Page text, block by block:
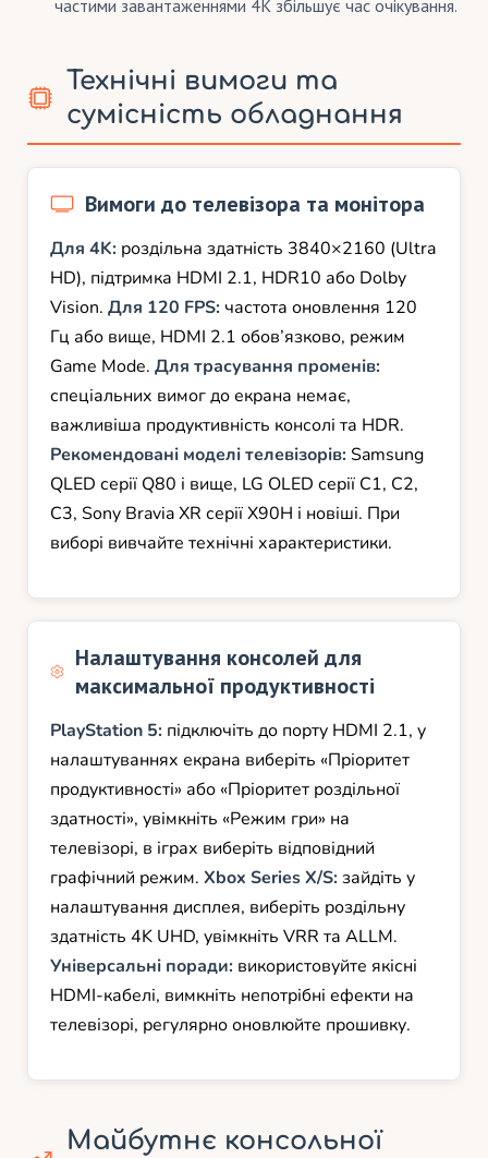
частими завантаженнями 4K збільшує час очікування.
Технічні вимоги та
сумісність обладнання
Вимоги до телевізора та монітора
Для 4K: роздільна здатність 3840×2160 (Ultra
HD), підтримка HDMI 2.1, HDR10 або Dolby
Vision. Для 120 FPS: частота оновлення 120
Гц або вище, HDMI 2.1 обов’язково, режим
Game Mode. Для трасування променів:
спеціальних вимог до екрана немає,
важливіша продуктивність консолі та HDR.
Рекомендовані моделі телевізорів:Samsung
QLED серії Q80 і вище, LG OLED серії C1, C2,
C3, Sony Bravia XR серії X90H і новіші. При
виборі вивчайте технічні характеристики.
Налаштування консолей для
максимальної продуктивності
PlayStation 5: підключіть до порту HDMI 2.1, у
налаштуваннях екрана виберіть «Пріоритет
продуктивності» або «Пріоритет роздільної
здатності», увімкніть «Режим гри» на
телевізорі, в іграх виберіть відповідний
графічний режим. Xbox Series X/S:зайдіть у
налаштування дисплея, виберіть роздільну
здатність 4K UHD, увімкніть VRR та ALLM.
Універсальні поради: використовуйте якісні
HDMI-кабелі, вимкніть непотрібні ефекти на
телевізорі, регулярно оновлюйте прошивку.
Майбутнє консольної